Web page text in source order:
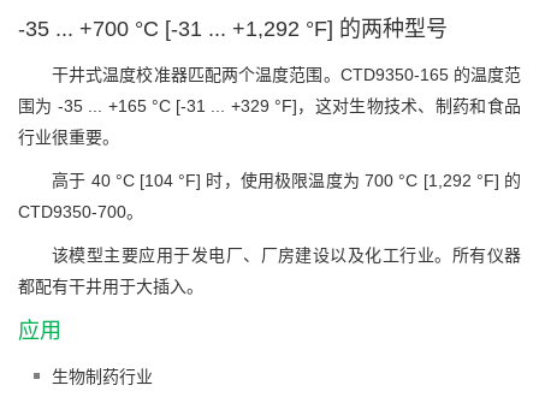
-35 ... +700 °C [-31 ... +1,292 °F] 的两种型号
干井式温度校准器匹配两个温度范围。CTD9350-165 的温度范
围为 -35 ... +165 °C [-31 ... +329 °F]，这对生物技术、制药和食品
行业很重要。
高于 40 °C [104 °F] 时，使用极限温度为 700 °C [1,292 °F] 的
CTD9350-700。
该模型主要应用于发电厂、厂房建设以及化工行业。所有仪器
都配有干井用于大插入。
应用
生物制药行业